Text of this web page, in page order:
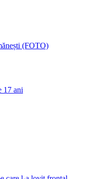
(FOTO)
17 ani